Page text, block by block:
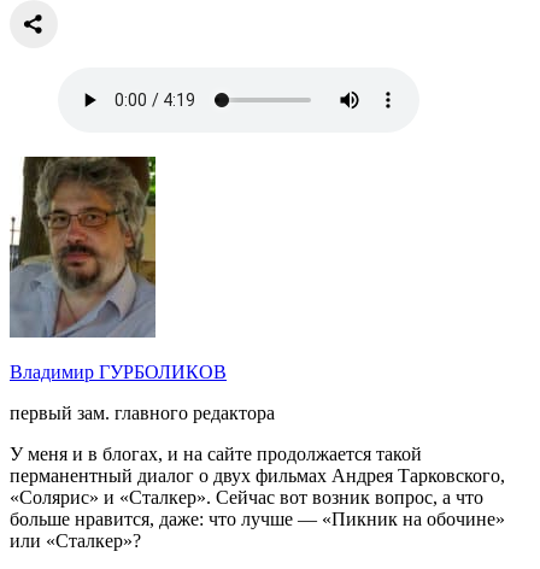
Владимир ГУРБОЛИКОВ
первый зам. главного редактора
У меня и в блогах, и на сайте продолжается такой
перманентный диалог о двух фильмах Андрея Тарковского,
«Солярис» и «Сталкер». Сейчас вот возник вопрос, а что
больше нравится, даже: что лучше — «Пикник на обочине»
или «Сталкер»?